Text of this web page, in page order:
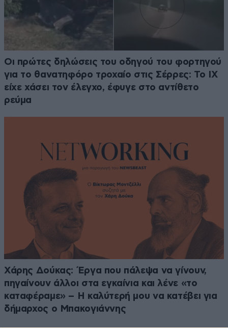
Οι πρώτες δηλώσεις του οδηγού του φορτηγού
για το θανατηφόρο τροχαίο στις Σέρρες: Το ΙΧ
είχε χάσει τον έλεγχο, έφυγε στο αντίθετο
ρεύμα
Χάρης Δούκας: Έργα που πάλεψα να γίνουν,
πηγαίνουν άλλοι στα εγκαίνια και λένε «το
καταφέραμε» – Η καλύτερή μου να κατέβει για
δήμαρχος ο Μπακογιάννης